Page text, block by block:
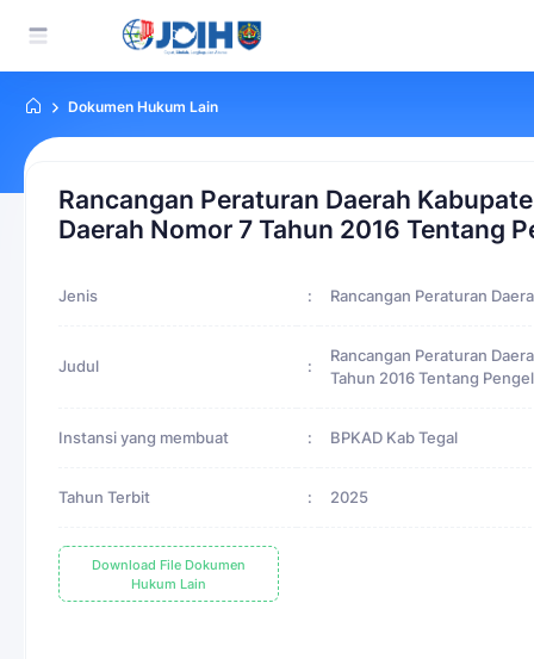
Dokumen Hukum Lain
Rancangan Peraturan Daerah
Daerah Nomor 7 Tahun 2016 Tentang
Jenis : Rancangan Peraturan
Judul :
Rancangan Peraturan
Tahun 2016 Tentang
Instansi yang membuat : BPKAD Kab Tegal
Tahun Terbit : 2025
Download File Dokumen
Hukum Lain